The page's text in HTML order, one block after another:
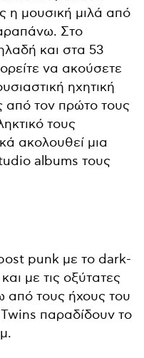
η μουσική μιλά από
Στο
και στα 53
να ακούσετε
ηχητική
από τον πρώτο τους
τους
ακολουθεί μια
albums τους
punk με το dark-
με τις οξύτατες
από τους ήχους του
παραδίδουν το